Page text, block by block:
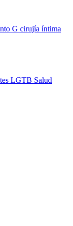
G cirujía íntima
LGTB Salud